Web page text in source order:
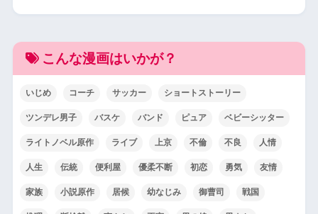
こんな漫画はいかが？
いじめ コーチ サッカー ショートストーリー
ツンデレ男子 バスケ バンド ピュア ベビーシッター
ライトノベル原作 ライブ 上京 不倫 不良 人情
人生 伝統 便利屋 優柔不断 初恋 勇気 友情
家族 小説原作 居候 幼なじみ 御曹司 戦国